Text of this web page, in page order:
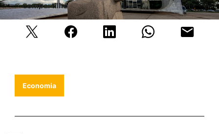
Compartilhe
Economia